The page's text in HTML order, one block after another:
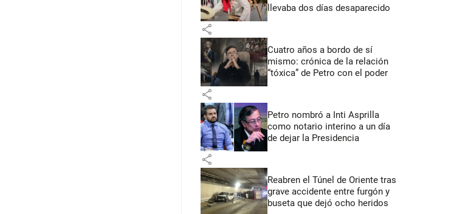
llevaba dos días desaparecido
share
Cuatro años a bordo de sí
mismo: crónica de la relación
“tóxica” de Petro con el poder
share
Petro nombró a Inti Asprilla
como notario interino a un día
de dejar la Presidencia
share
Reabren el Túnel de Oriente tras
grave accidente entre furgón y
buseta que dejó ocho heridos